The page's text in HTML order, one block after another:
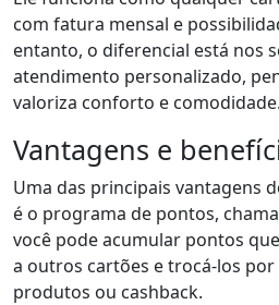
com fatura mensal e
entanto, o diferencial está nos
atendimento personalizado,
valoriza conforto e comodidade.
Vantagens e
Uma das principais vantagens
é o programa de pontos,
você pode acumular pontos
a outros cartões e trocá-los por
produtos ou cashback.